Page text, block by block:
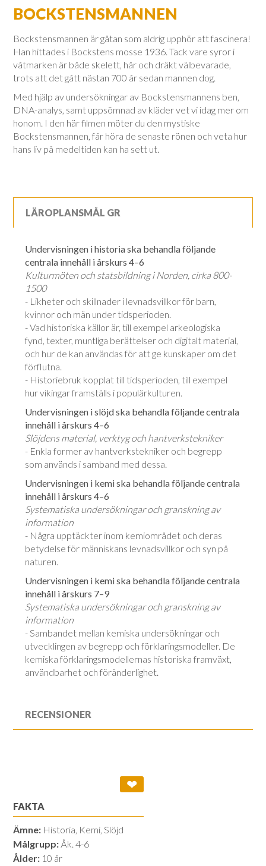
BOCKSTENSMANNEN
Bockstensmannen är gåtan som aldrig upphör att fascinera!
Han hittades i Bockstens mosse 1936. Tack vare syror i
våtmarken är både skelett, hår och dräkt välbevarade,
trots att det gått nästan 700 år sedan mannen dog.
Med hjälp av undersökningar av Bockstensmannens ben,
DNA-analys, samt uppsömnad av kläder vet vi idag mer om
honom. I den här filmen möter du den mystiske
Bockstensmannen, får höra de senaste rönen och veta hur
hans liv på medeltiden kan ha sett ut.
LÄROPLANSMÅL GR
Undervisningen i historia ska behandla följande
centrala innehåll i årskurs 4–6
Kulturmöten och statsbildning i Norden, cirka 800-
1500
- Likheter och skillnader i levnadsvillkor för barn,
kvinnor och män under tidsperioden.
- Vad historiska källor är, till exempel arkeologiska
fynd, texter, muntliga berättelser och digitalt material,
och hur de kan användas för att ge kunskaper om det
förflutna.
- Historiebruk kopplat till tidsperioden, till exempel
hur vikingar framställs i populärkulturen.
Undervisningen i slöjd ska behandla följande centrala
innehåll i årskurs 4–6
Slöjdens material, verktyg och hantverkstekniker
- Enkla former av hantverkstekniker och begrepp
som används i samband med dessa.
Undervisningen i kemi ska behandla följande centrala
innehåll i årskurs 4–6
Systematiska undersökningar och granskning av
information
- Några upptäckter inom kemiområdet och deras
betydelse för människans lev­nads­villkor och syn på
naturen.
Undervisningen i kemi ska behandla följande centrala
innehåll i årskurs 7–9
Systematiska undersökningar och granskning av
information
- Sambandet mellan kemiska undersökningar och
utvecklingen av begrepp och förklaringsmodeller. De
kemiska förklaringsmodellernas historiska framväxt,
användbarhet och föränderlighet.
RECENSIONER
❤
FAKTA
Ämne: Historia, Kemi, Slöjd
Målgrupp: Åk. 4-6
Ålder: 10 år